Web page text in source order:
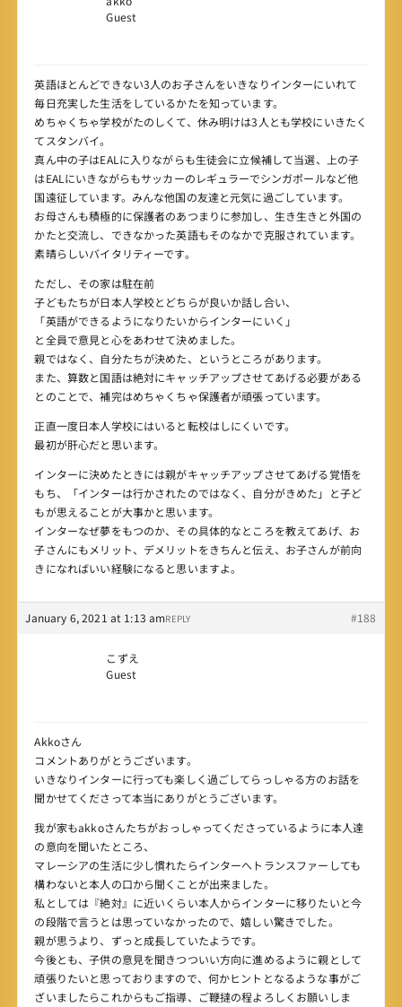
Guest
英語ほとんどできない3人のお子さんをいきなりインターにいれて
毎日充実した生活をしているかたを知っています。
めちゃくちゃ学校がたのしくて、休み明けは3人とも学校にいきたく
てスタンバイ。
真ん中の子はEALに入りながらも生徒会に立候補して当選、上の子
はEALにいきながらもサッカーのレギュラーでシンガポールなど他
国遠征しています。みんな他国の友達と元気に過ごしています。
お母さんも積極的に保護者のあつまりに参加し、生き生きと外国の
かたと交流し、できなかった英語もそのなかで克服されています。
素晴らしいバイタリティーです。
ただし、その家は駐在前
子どもたちが日本人学校とどちらが良いか話し合い、
「英語ができるようになりたいからインターにいく」
と全員で意見と心をあわせて決めました。
親ではなく、自分たちが決めた、というところがあります。
また、算数と国語は絶対にキャッチアップさせてあげる必要がある
とのことで、補完はめちゃくちゃ保護者が頑張っています。
正直一度日本人学校にはいると転校はしにくいです。
最初が肝心だと思います。
インターに決めたときには親がキャッチアップさせてあげる覚悟を
もち、「インターは行かされたのではなく、自分がきめた」と子ど
もが思えることが大事かと思います。
インターなぜ夢をもつのか、その具体的なところを教えてあげ、お
子さんにもメリット、デメリットをきちんと伝え、お子さんが前向
きになればいい経験になると思いますよ。
January 6, 2021 at 1:13 am #188
REPLY
こずえ
Guest
Akkoさん
コメントありがとうございます。
いきなりインターに行っても楽しく過ごしてらっしゃる方のお話を
聞かせてくださって本当にありがとうございます。
我が家もakkoさんたちがおっしゃってくださっているように本人達
の意向を聞いたところ、
マレーシアの生活に少し慣れたらインターへトランスファーしても
構わないと本人の口から聞くことが出来ました。
私としては『絶対』に近いくらい本人からインターに移りたいと今
の段階で言うとは思っていなかったので、嬉しい驚きでした。
親が思うより、ずっと成長していたようです。
今後とも、子供の意見を聞きつついい方向に進めるように親として
頑張りたいと思っておりますので、何かヒントとなるような事がご
ざいましたらこれからもご指導、ご鞭撻の程よろしくお願いしま